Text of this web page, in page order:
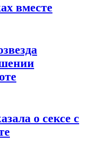
вместе
о сексе с